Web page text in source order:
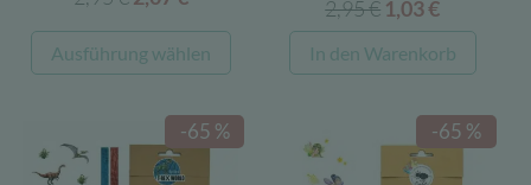
Preis
war:
Preis
ist:
Ausführung wählen
Produkt
mehrere
Varianten
2,95€ Ursprünglicher
Preis
war:
1,03€Aktueller
Preis
ist:
In den Warenkorb
-65 % -65 %